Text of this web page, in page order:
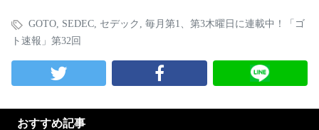
GOTO, SEDEC, セデック , 毎月第1、第3木曜日に連載中！「ゴ
ト速報」第32回
おすすめ記事